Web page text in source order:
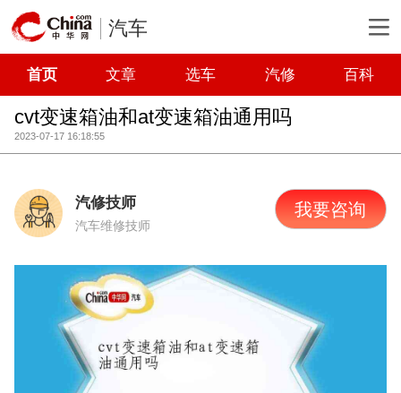
汽车
首页 文章 选车 汽修 百科
cvt变速箱油和at变速箱油通用吗
2023-07-17 16:18:55
汽修技师
汽车维修技师
我要咨询